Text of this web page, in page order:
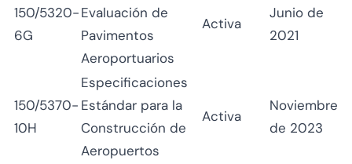
150/5320-
6G
Evaluación de
Pavimentos
Aeroportuarios
Activa
Junio de
2021
150/5370-
10H
Especificaciones
Estándar para la
Construcción de
Aeropuertos
Activa
Noviembre
de 2023